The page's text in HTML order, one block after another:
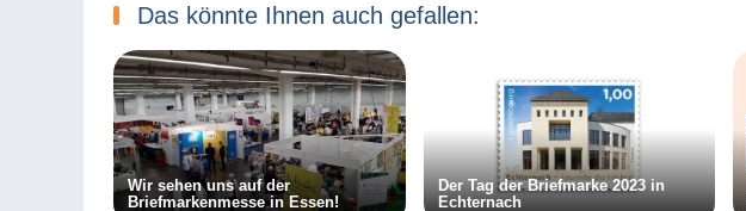
Das könnte Ihnen auch gefallen:
Wir sehen uns auf der
Briefmarkenmesse in Essen!
Der Tag der Briefmarke 2023 in
Echternach